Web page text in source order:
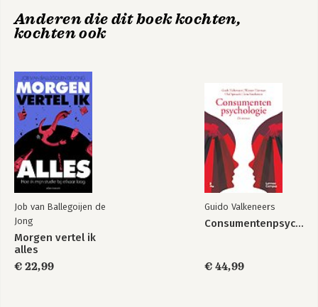
Anderen die dit boek kochten,
kochten ook
Job van Ballegoijen de
Jong
Morgen vertel ik
alles
€ 22,99
Guido Valkeneers
Consumentenpsychologie
€ 44,99